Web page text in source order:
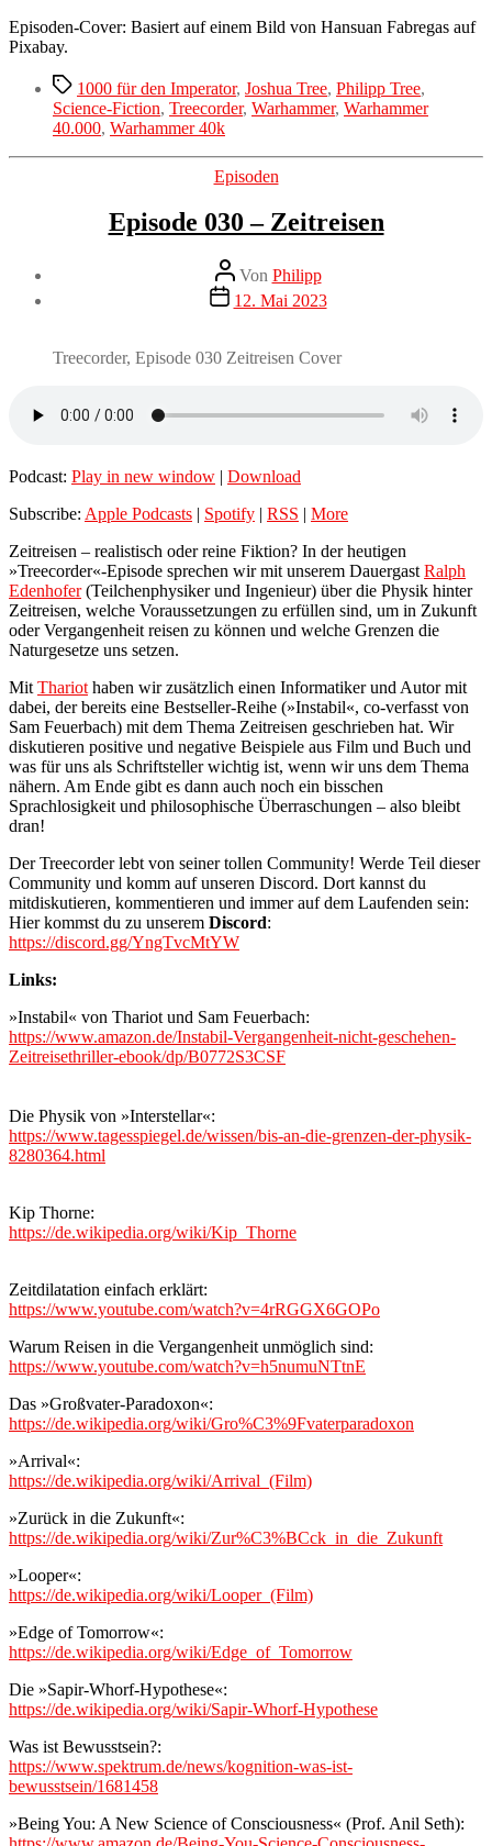
Episoden-Cover: Basiert auf einem Bild von Hansuan Fabregas auf
Pixabay.
Schlagwörter
1000 für den Imperator, Joshua Tree, Philipp Tree,
Science-Fiction, Treecorder, Warhammer, Warhammer
40.000, Warhammer 40k
Kategorien
Episoden
Episode 030 – Zeitreisen
Beitragsautor
Von Philipp
Veröffentlichungsdatum
12. Mai 2023
Treecorder, Episode 030 Zeitreisen Cover
Podcast: Play in new window | Download
Subscribe: Apple Podcasts | Spotify | RSS | More
Zeitreisen – realistisch oder reine Fiktion? In der heutigen
»Treecorder«-Episode sprechen wir mit unserem Dauergast Ralph
Edenhofer(Teilchenphysiker und Ingenieur) über die Physik hinter
Zeitreisen, welche Voraussetzungen zu erfüllen sind, um in Zukunft
oder Vergangenheit reisen zu können und welche Grenzen die
Naturgesetze uns setzen.
Mit Thariot haben wir zusätzlich einen Informatiker und Autor mit
dabei, der bereits eine Bestseller-Reihe (»Instabil«, co-verfasst von
Sam Feuerbach) mit dem Thema Zeitreisen geschrieben hat. Wir
diskutieren positive und negative Beispiele aus Film und Buch und
was für uns als Schriftsteller wichtig ist, wenn wir uns dem Thema
nähern. Am Ende gibt es dann auch noch ein bisschen
Sprachlosigkeit und philosophische Überraschungen – also bleibt
dran!
Der Treecorder lebt von seiner tollen Community! Werde Teil dieser
Community und komm auf unseren Discord. Dort kannst du
mitdiskutieren, kommentieren und immer auf dem Laufenden sein:
Hier kommst du zu unserem Discord:
https://discord.gg/YngTvcMtYW
Links:
»Instabil« von Thariot und Sam Feuerbach:
https://www.amazon.de/Instabil-Vergangenheit-nicht-geschehen-
Zeitreisethriller-ebook/dp/B0772S3CSF
Die Physik von »Interstellar«:
https://www.tagesspiegel.de/wissen/bis-an-die-grenzen-der-physik-
8280364.html
Kip Thorne:
https://de.wikipedia.org/wiki/Kip_Thorne
Zeitdilatation einfach erklärt:
https://www.youtube.com/watch?v=4rRGGX6GOPo
Warum Reisen in die Vergangenheit unmöglich sind:
https://www.youtube.com/watch?v=h5numuNTtnE
Das »Großvater-Paradoxon«:
https://de.wikipedia.org/wiki/Gro%C3%9Fvaterparadoxon
»Arrival«:
https://de.wikipedia.org/wiki/Arrival_(Film)
»Zurück in die Zukunft«:
https://de.wikipedia.org/wiki/Zur%C3%BCck_in_die_Zukunft
»Looper«:
https://de.wikipedia.org/wiki/Looper_(Film)
»Edge of Tomorrow«:
https://de.wikipedia.org/wiki/Edge_of_Tomorrow
Die »Sapir-Whorf-Hypothese«:
https://de.wikipedia.org/wiki/Sapir-Whorf-Hypothese
Was ist Bewusstsein?:
https://www.spektrum.de/news/kognition-was-ist-
bewusstsein/1681458
»Being You: A New Science of Consciousness« (Prof. Anil Seth):